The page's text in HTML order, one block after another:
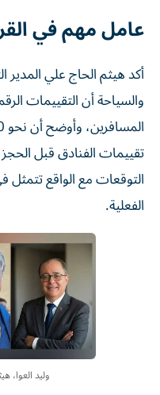
عامل مهم في
أكد هيثم الحاج علي
والسياحة أن التقييمات
تقييمات الفنادق قبل
التوقعات مع الواقع
الفعلية.
وليد العوا،